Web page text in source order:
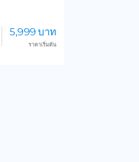
5,999 บาท
ราคาเริ่มต้น